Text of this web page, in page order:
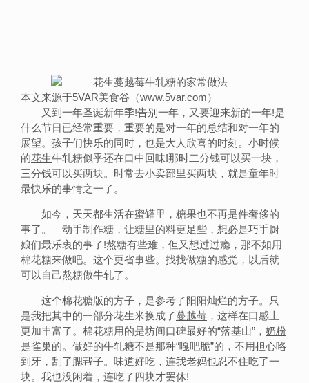
本文来源于5VAR美食谷（www.5var.com）
又到一年圣诞新年季!告别一年，又要迎来新的一年!是
什么节日已经常重要，重要的是对一年的总结和对一年的
展望。孩子们快乐的同时，也是大人欣喜的时刻。小时候
的花生牛轧糖似乎还在口中回味!那时二分钱可以买一块，
三分钱可以买两块。时常去小卖部里买两块，就是童年时
最快乐的事情之一了。
如今，天天都生活在蜜罐里，糖果也不再是件奢侈的
事了。 动手制作糖，让糖里的料更足些，想必是巧手厨
娘们最乐衷的事了!熬糖有些难，但又想过过瘾，那不如用
棉花糖来做吧。这个更省事些。找找做糖的感觉，以后就
可以自己熬糖做牛轧了。
这个棉花糖版的方子，是参考了阳阳灿烂的方子。只
是我把其中的一部分花生米换成了蔓越莓 ，这样在口感上
更加丰富了。棉花糖用的是坊间口碑最好的“落基山”， 奶粉
是雀巢的。做好的牛轧糖不是那种“嘎吧脆”的，不用担心咯
到牙，刮了腮帮子。味道好吃，连我老妈也忍不住吃了一
块。我也没闲着，连吃了四块才罢休!